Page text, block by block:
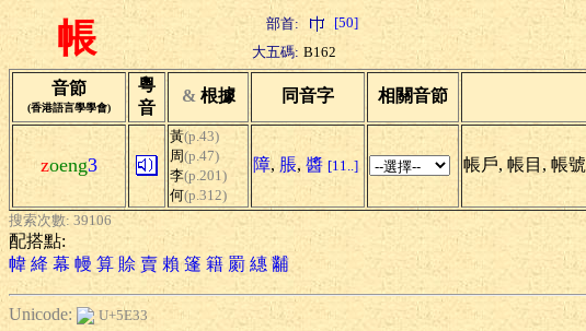
帳 部首: [50]
大五碼: B162
音節
(香港語言學學會)
粵
音
& 根據 同音字 相關音節
zoeng3
黃(p.43)
周(p.47)
李(p.201)
何(p.312)
障, 脹, 醬 [11..] 帳戶, 帳目, 帳號
搜索次數: 39106
配搭點:
幃 絳 幕 幔 算 賒 賣 賴 篷 籍 罽 繐 黼
Unicode:
U+5E33